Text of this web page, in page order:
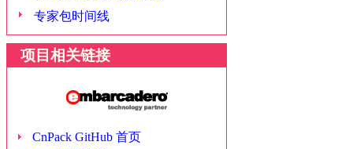
专家包时间线
项目相关链接
CnPack GitHub 首页